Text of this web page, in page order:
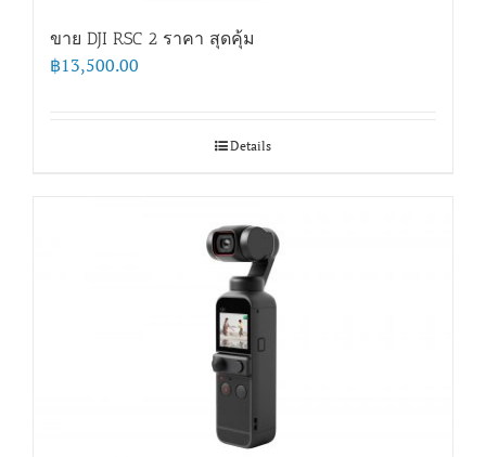
ขาย DJI RSC 2 ราคา สุดคุ้ม
฿13,500.00
Details